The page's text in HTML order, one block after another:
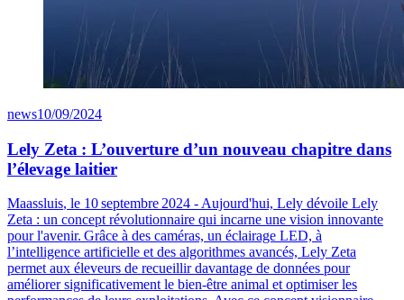
news10/09/2024
Lely Zeta : L’ouverture d’un nouveau chapitre dans
l’élevage laitier
Maassluis, le 10 septembre 2024 - Aujourd'hui, Lely dévoile Lely
Zeta : un concept révolutionnaire qui incarne une vision innovante
pour l'avenir. Grâce à des caméras, un éclairage LED, à
l’intelligence artificielle et des algorithmes avancés, Lely Zeta
permet aux éleveurs de recueillir davantage de données pour
améliorer significativement le bien-être animal et optimiser les